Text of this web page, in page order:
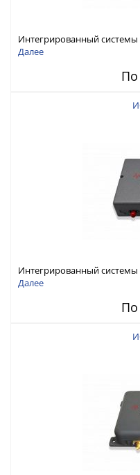
Интегрированный
ИСПП 8600
Далее
По
Интегрированный
ИСПП 8500
Далее
По